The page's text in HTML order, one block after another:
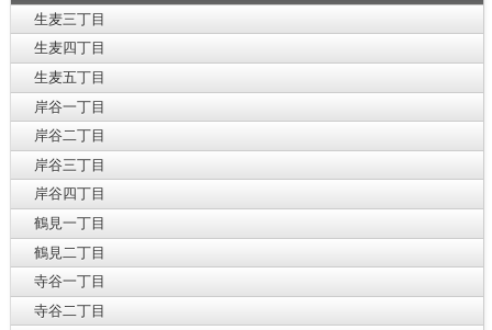
生麦三丁目
生麦四丁目
生麦五丁目
岸谷一丁目
岸谷二丁目
岸谷三丁目
岸谷四丁目
鶴見一丁目
鶴見二丁目
寺谷一丁目
寺谷二丁目